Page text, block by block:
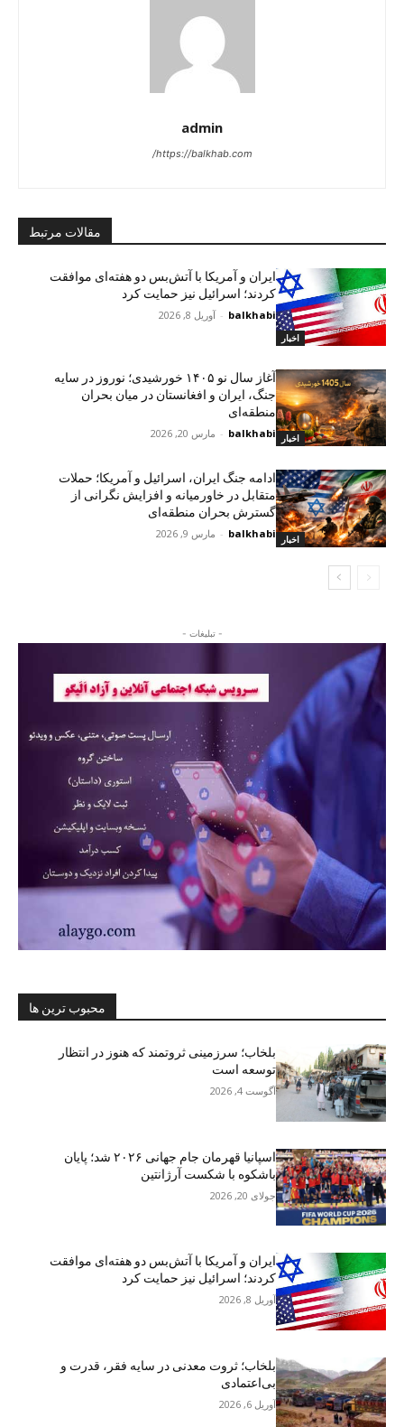
admin
https://balkhab.com/
مقالات مرتبط
اخبار
ایران و آمریکا با آتش‌بس دو هفته‌ای موافقت
کردند؛ اسرائیل نیز حمایت کرد
balkhabi
- آوریل 8, 2026
اخبار
آغاز سال نو ۱۴۰۵ خورشیدی؛ نوروز در سایه
جنگ، ایران و افغانستان در میان بحران
منطقه‌ای
balkhabi
- مارس 20, 2026
اخبار
ادامه جنگ ایران، اسرائیل و آمریکا؛ حملات
متقابل در خاورمیانه و افزایش نگرانی از
گسترش بحران منطقه‌ای
balkhabi
- مارس 9, 2026
- تبلیغات -
محبوب ترین ها
بلخاب؛ سرزمینی ثروتمند که هنوز در انتظار
توسعه است
آگوست 4, 2026
اسپانیا قهرمان جام جهانی ۲۰۲۶ شد؛ پایان
باشکوه با شکست آرژانتین
جولای 20, 2026
ایران و آمریکا با آتش‌بس دو هفته‌ای موافقت
کردند؛ اسرائیل نیز حمایت کرد
آوریل 8, 2026
بلخاب؛ ثروت معدنی در سایه فقر، قدرت و
بی‌اعتمادی
آوریل 6, 2026